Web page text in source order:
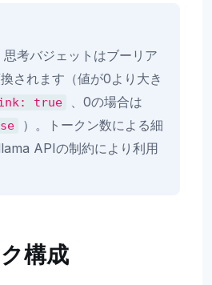
考バジェットはブーリア
されます（値が0より大き
true 、0の場合は
）。トークン数による細
APIの制約により利用
構成